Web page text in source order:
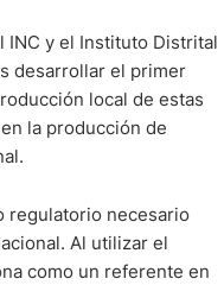
INC y el Instituto Distrital
desarrollar el primer
local de estas
la producción de
regulatorio necesario
Al utilizar el
como un referente en